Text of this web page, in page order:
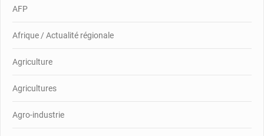
AFP
Afrique / Actualité régionale
Agriculture
Agricultures
Agro-industrie